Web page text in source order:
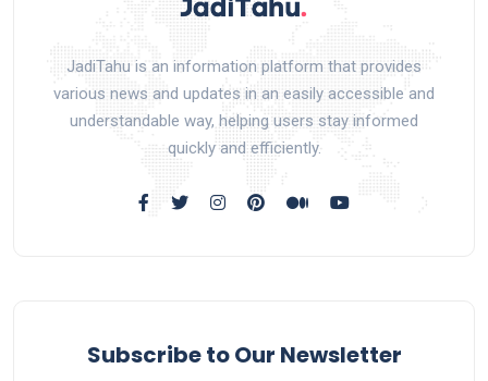
JadiTahu is an information platform that provides
various news and updates in an easily accessible and
understandable way, helping users stay informed
quickly and efficiently.
Subscribe to Our Newsletter